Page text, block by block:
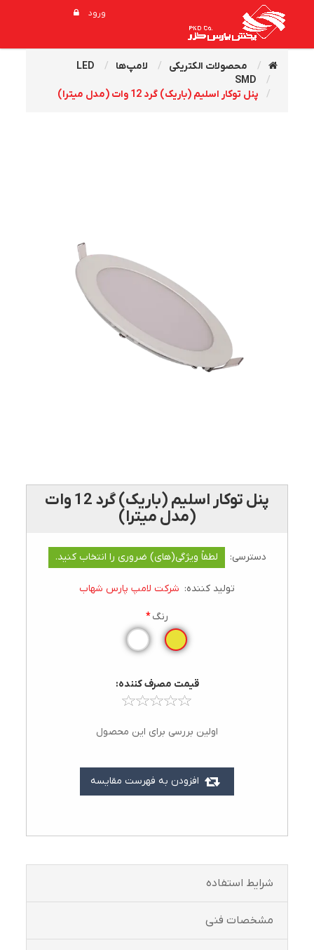
ورود
محصولات الکتریکی لامپ‌ها
LED
SMD
پنل توکار اسليم (باريک) گرد 12 وات (مدل میترا)
پنل توکار اسليم (باريک) گرد 12 وات
(مدل میترا)
دسترسی: لطفاً ویژگی(های) ضروری را انتخاب کنید.
تولید کننده: شرکت لامپ پارس شهاب
رنگ *
قيمت مصرف کننده:
افزودن به فهرست مقایسه
اولین بررسی برای این محصول
شرايط استفاده
مشخصات فنی